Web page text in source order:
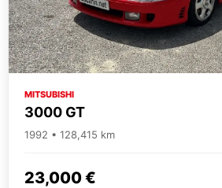
MITSUBISHI
3000 GT
1992 • 128,415 km
23,000 €